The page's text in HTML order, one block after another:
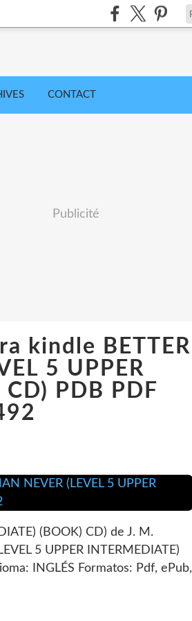
CONTACT
Publicité
kindle BETTER
5 UPPER
CD) PDB PDF
(BOOK) CD) de J. M.
5 UPPER INTERMEDIATE)
INGLÉS Formatos: Pdf, ePub,